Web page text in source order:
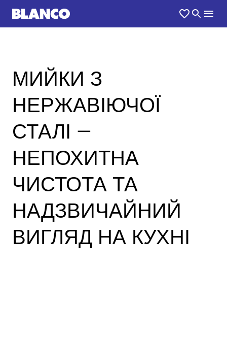
МИЙКИ З
НЕРЖАВІЮЧОЇ
СТАЛІ –
НЕПОХИТНА
ЧИСТОТА ТА
НАДЗВИЧАЙНИЙ
ВИГЛЯД НА КУХНІ